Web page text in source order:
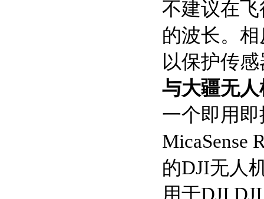
不建议在
的波长。
以保护传
与大疆无
一个即用
MicaSense
的DJI无人
用于DJI